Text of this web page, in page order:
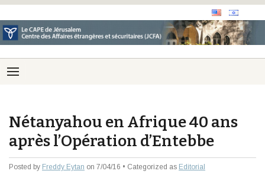
Nétanyahou en Afrique 40 ans
après l’Opération d’Entebbe
Posted by Freddy Eytan on 7/04/16 • Categorized as Editorial